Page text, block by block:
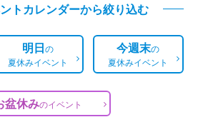
トカレンダーから絞り込む
明日の
夏休みイベント
今週末の
夏休みイベント
盆休みのイベント